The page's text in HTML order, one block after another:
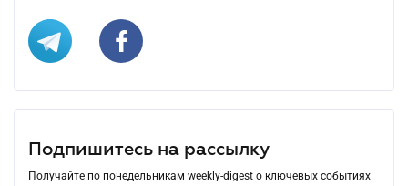
Подпишитесь на рассылку
Получайте по понедельникам weekly-digest о ключевых событиях